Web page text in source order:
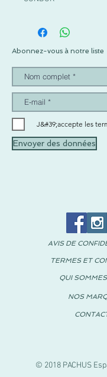
Abonnez-vous à notre liste
J&#39;accepte les
Envoyer des données
© 2018 PACHUS
AVIS DE
TERMES ET
QUI
NOS